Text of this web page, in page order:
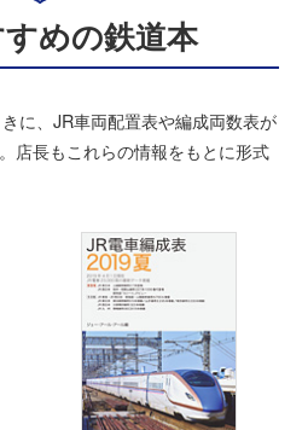
めの鉄道本
に、JR車両配置表や編成両数表が
店長もこれらの情報をもとに形式